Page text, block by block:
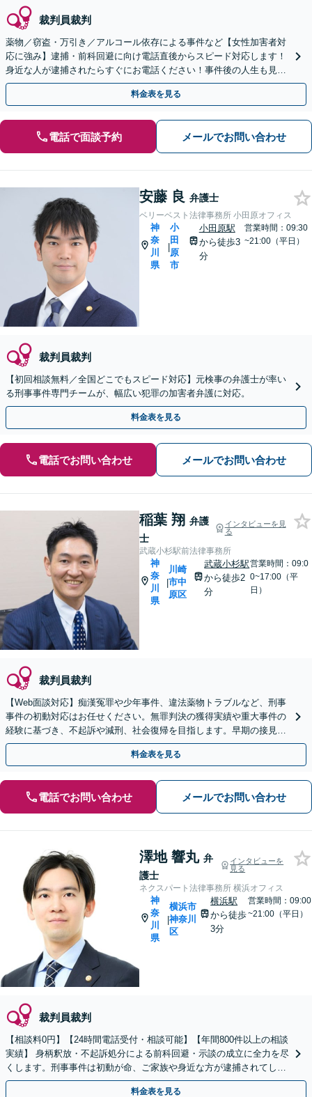
裁判員裁判
薬物／窃盗・万引き／アルコール依存による事件など【女性加害者対
応に強み】逮捕・前科回避に向け電話直後からスピード対応します！
身近な人が逮捕されたらすぐにお電話ください！事件後の人生も見据
えた依存症回復支援にも注力。【元町・中華街駅2分】
料金表を見る
電話で面談予約 メールでお問い合わせ
安藤 良 弁護士
ベリーベスト法律事務所 小田原オフィス
神
奈
川
県
|
小
田
原
市
小田原駅
から徒歩3
分
営業時間：09:30
~21:00（平日）
裁判員裁判
【初回相談無料／全国どこでもスピード対応】元検事の弁護士が率い
る刑事事件専門チームが、幅広い犯罪の加害者弁護に対応。
料金表を見る
電話でお問い合わせ メールでお問い合わせ
稲葉 翔 弁護
士
インタビューを見
る
武蔵小杉駅前法律事務所
神
奈
川
県
|
川崎
市中
原区
武蔵小杉駅
から徒歩2
分
営業時間：09:0
0~17:00（平
日）
裁判員裁判
【Web面談対応】痴漢冤罪や少年事件、違法薬物トラブルなど、刑事
事件の初動対応はお任せください。無罪判決の獲得実績や重大事件の
経験に基づき、不起訴や減刑、社会復帰を目指します。早期の接見が
運命を分けます。至急ご相談を。
料金表を見る
電話でお問い合わせ メールでお問い合わせ
澤地 響丸 弁
護士
インタビューを
見る
ネクスパート法律事務所 横浜オフィス
神
奈
川
県
|
横浜市
神奈川
区
横浜駅
から徒歩
3分
営業時間：09:00
~21:00（平日）
裁判員裁判
【相談料0円】【24時間電話受付・相談可能】【年間800件以上の相談
実績】 身柄釈放・不起訴処分による前科回避・示談の成立に全力を尽
くします。刑事事件は初動が命、ご家族や身近な方が逮捕されてしま
ったら一刻も早くお電話ください。
料金表を見る